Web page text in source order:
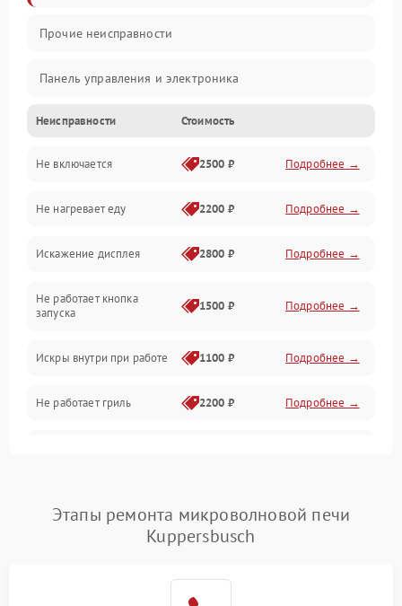
Прочие неисправности
Панель управления и электроника
Дверца и корпус
Механика и внутренние элементы
Механические повреждения
Питание и запуск
Нагрев и приготовление
Программное обеспечение
Неисправности Стоимость
Не включается 2500 ₽ Подробнее →
Не нагревает еду 2200 ₽ Подробнее →
Искажение дисплея 2800 ₽ Подробнее →
Не работает кнопка
запуска
1500 ₽ Подробнее →
Искры внутри при работе 1100 ₽ Подробнее →
Не работает гриль 2200 ₽ Подробнее →
Появление запаха гари Подробнее →
Этапы ремонта микроволновой печи
Kuppersbusch